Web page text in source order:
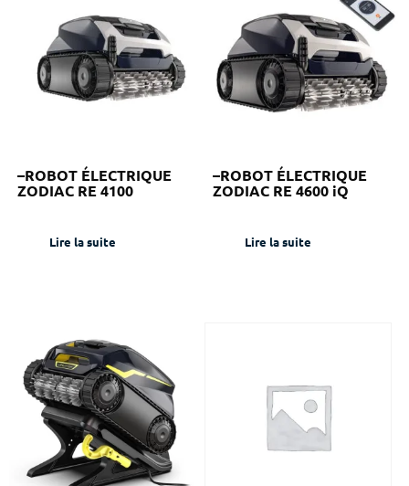
–ROBOT ÉLECTRIQUE
ZODIAC RE 4100
Lire la suite
–ROBOT ÉLECTRIQUE
ZODIAC RE 4600 iQ
Lire la suite